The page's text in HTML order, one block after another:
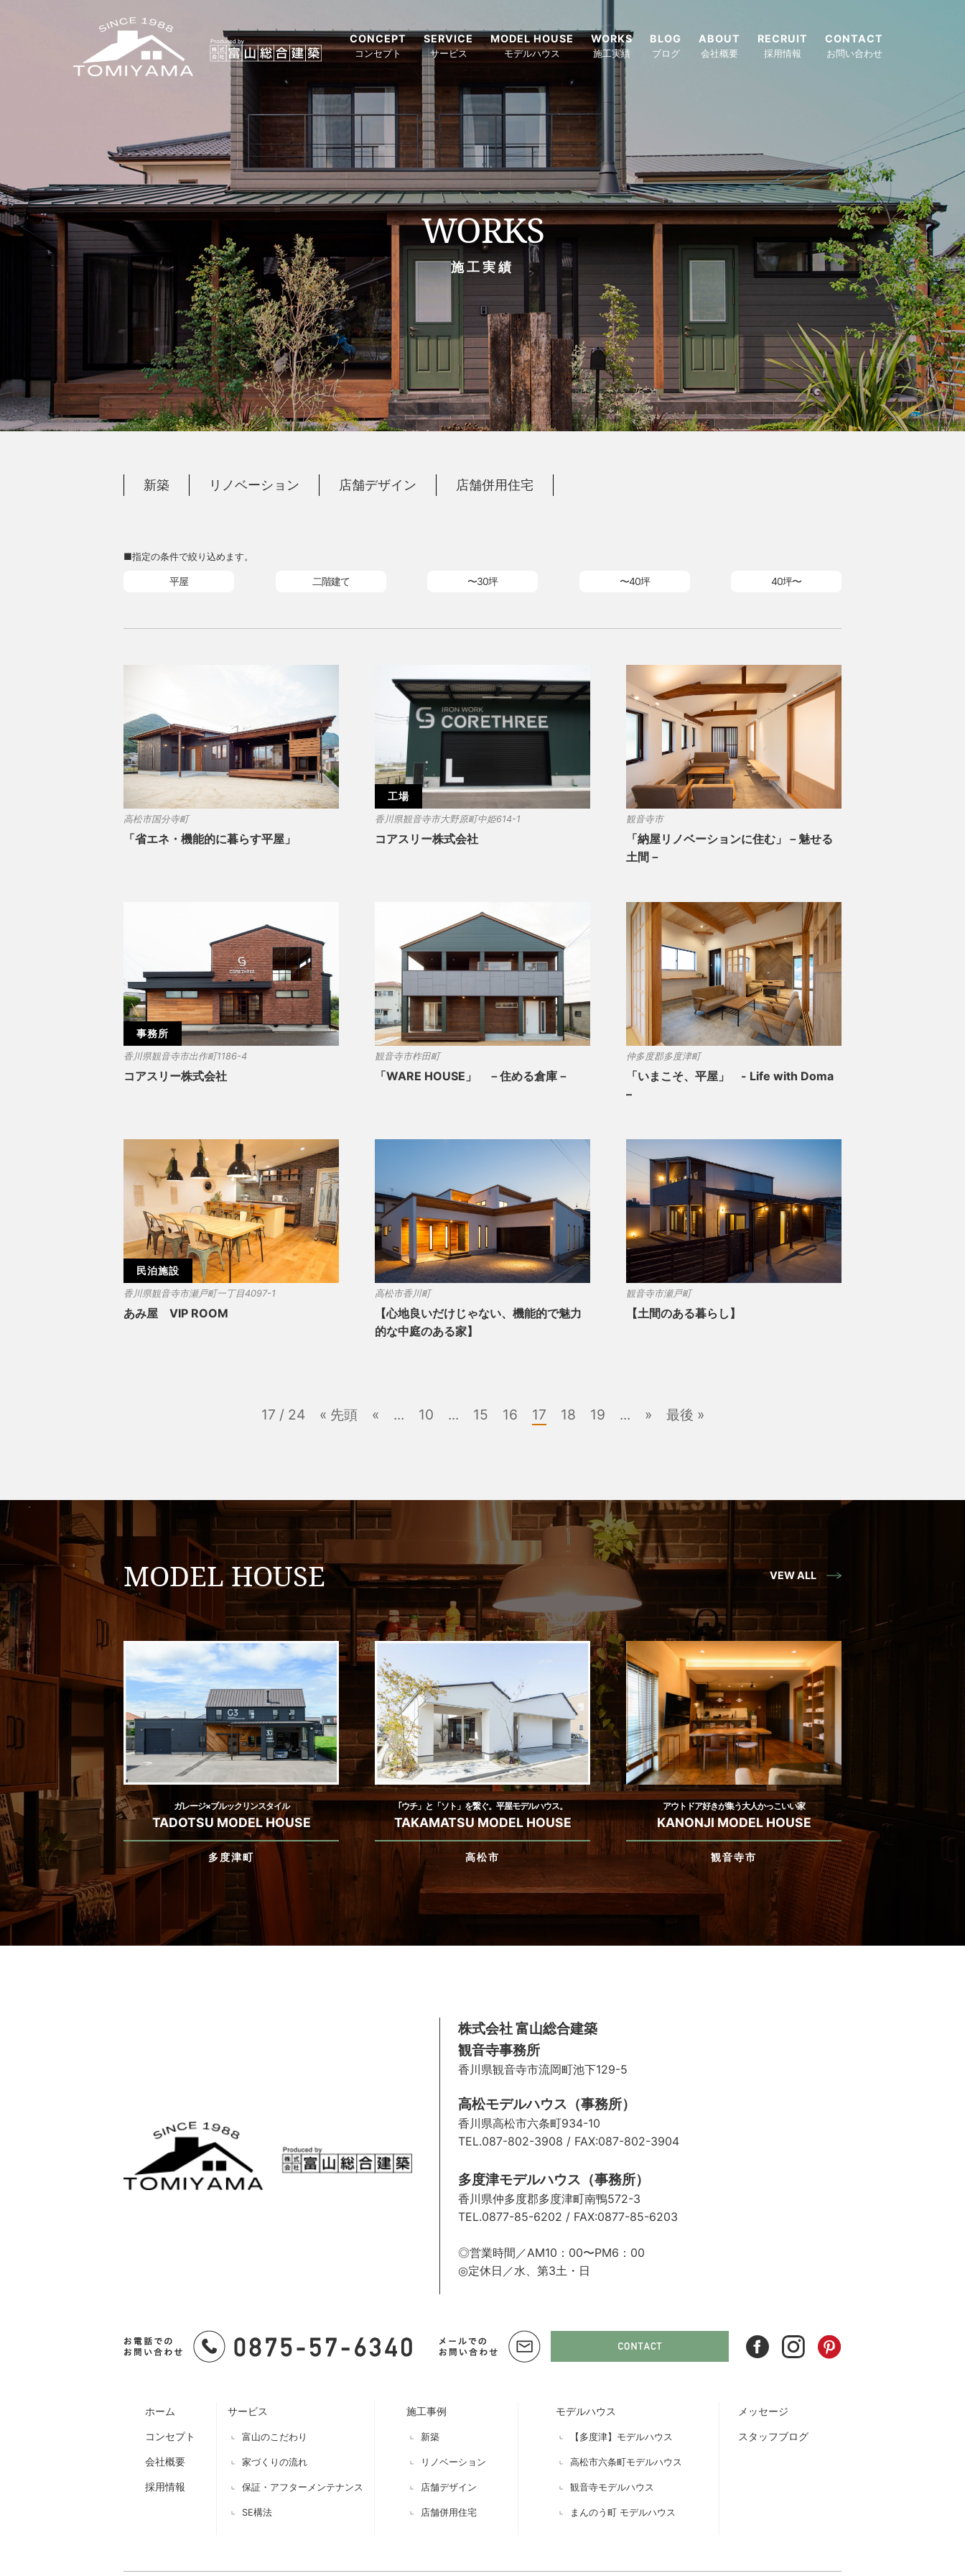
CONCEPT
コンセプト
SERVICE
サービス
MODEL HOUSE
モデルハウス
WORKS
施工実績
BLOG
ブログ
ABOUT
会社概要
RECRUIT
採用情報
CONTACT
お問い合わせ
WORKS
施工実績
新築 リノベーション 店舗デザイン 店舗併用住宅
■指定の条件で絞り込めます。
平屋 二階建て 〜30坪 〜40坪 40坪〜
高松市国分寺町
「省エネ・機能的に暮らす平屋」
工場
香川県観音寺市大野原町中姫614-1
コアスリー株式会社
観音寺市
「納屋リノベーションに住む」－魅せる
土間－
事務所
香川県観音寺市出作町1186-4
コアスリー株式会社
観音寺市柞田町
「WARE HOUSE」 －住める倉庫－
仲多度郡多度津町
「いまこそ、平屋」 - Life with Doma
–
民泊施設
香川県観音寺市瀬戸町一丁目4097-1
あみ屋 VIP ROOM
高松市香川町
【心地良いだけじゃない、機能的で魅力
的な中庭のある家】
観音寺市瀬戸町
【土間のある暮らし】
17 / 24 « 先頭 « ... 10 ... 15 16 17 18 19 ... » 最後 »
MODEL HOUSE VEW ALL
ガレージ×ブルックリンスタイル
TADOTSU MODEL HOUSE
多度津町
｢ウチ」と「ソト」を繋ぐ。平屋モデルハウス。
TAKAMATSU MODEL HOUSE
高松市
アウトドア好きが集う大人かっこいい家
KANONJI MODEL HOUSE
観音寺市
株式会社 富山総合建築
観音寺事務所
香川県観音寺市流岡町池下129-5
高松モデルハウス（事務所）
香川県高松市六条町934-10
TEL.087-802-3908 / FAX:087-802-3904
多度津モデルハウス（事務所）
香川県仲多度郡多度津町南鴨572-3
TEL.0877-85-6202 / FAX:0877-85-6203
◎営業時間／AM10：00〜PM6：00
◎定休日／水、第3土・日
ホーム
コンセプト
会社概要
採用情報
サービス
富山のこだわり
家づくりの流れ
保証・アフターメンテナンス
SE構法
施工事例
新築
リノベーション
店舗デザイン
店舗併用住宅
モデルハウス
【多度津】モデルハウス
高松市六条町モデルハウス
観音寺モデルハウス
まんのう町 モデルハウス
メッセージ
スタッフブログ